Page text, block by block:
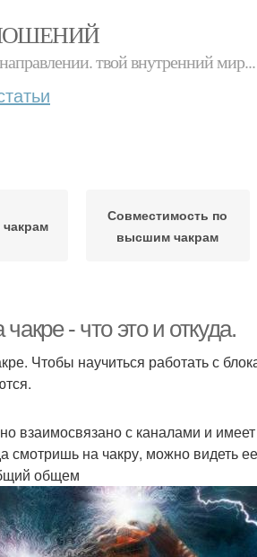
твой внутренний мир...
Совместимость по
высшим чакрам
- что это и откуда.
Чтобы научиться работать с
взаимосвязано с каналами и
на чакру, можно видеть
общем